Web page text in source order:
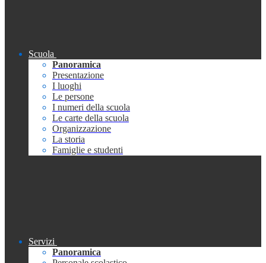
Scuola
Panoramica
Presentazione
I luoghi
Le persone
I numeri della scuola
Le carte della scuola
Organizzazione
La storia
Famiglie e studenti
Servizi
Panoramica